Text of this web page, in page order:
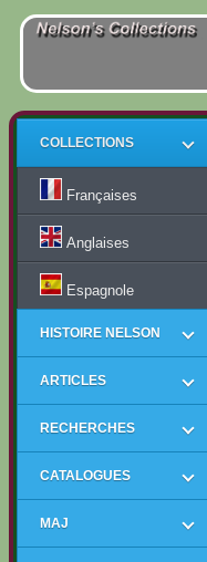
COLLECTIONS
Françaises
Anglaises
Espagnole
HISTOIRE NELSON
ARTICLES
RECHERCHES
CATALOGUES
MAJ